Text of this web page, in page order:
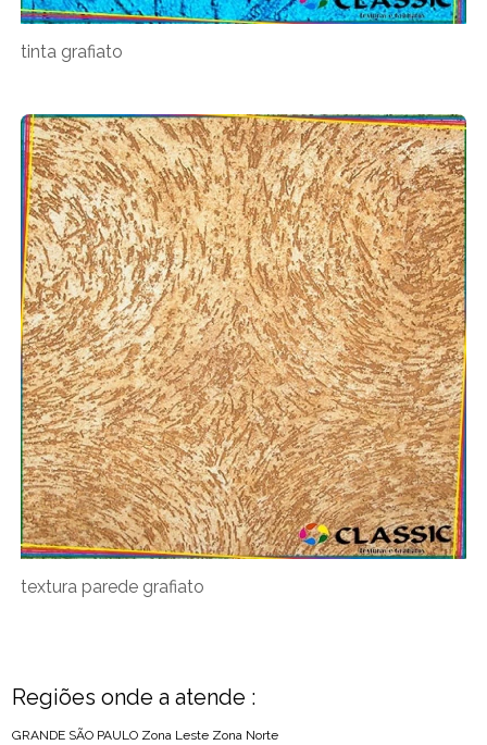
tinta grafiato
textura parede grafiato
Regiões onde a atende :
GRANDE SÃO PAULO Zona Leste Zona Norte